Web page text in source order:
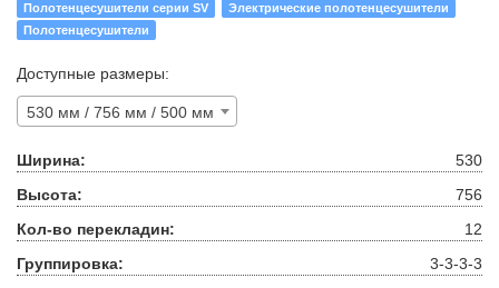
Полотенцесушители серии SV
Электрические полотенцесушители
Полотенцесушители
Доступные размеры:
530 мм / 756 мм / 500 мм
Ширина:
530
Высота:
756
Кол-во перекладин:
12
Группировка:
3-3-3-3